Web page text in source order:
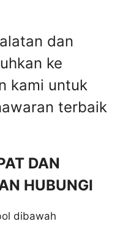
dan
ke
kami untuk
terbaik
DAN
HUBUNGI
dibawah